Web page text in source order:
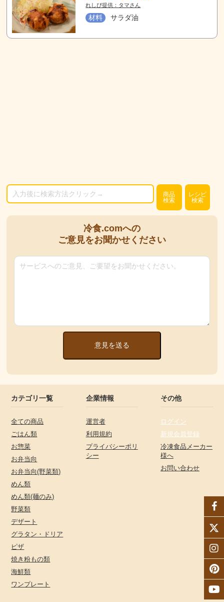
れしぴ提供：タマさん
材料 サラダ油
商品
検索
レシピ
検索
冷食.comへの
ご意見をお聞かせください
意見を送る
カテゴリ一覧
全ての商品
ごはん類
お惣菜
お弁当向
お弁当向(野菜類)
めん類
めん類(麺のみ)
野菜類
デザート
グラタン・ドリア
ピザ
焼き粉もの類
海鮮類
ワンプレート
企業情報
運営者
利用規約
プライバシーポリ
シー
その他
ログイン
新規会員登録
冷凍食品メーカー
様へ
お問い合わせ